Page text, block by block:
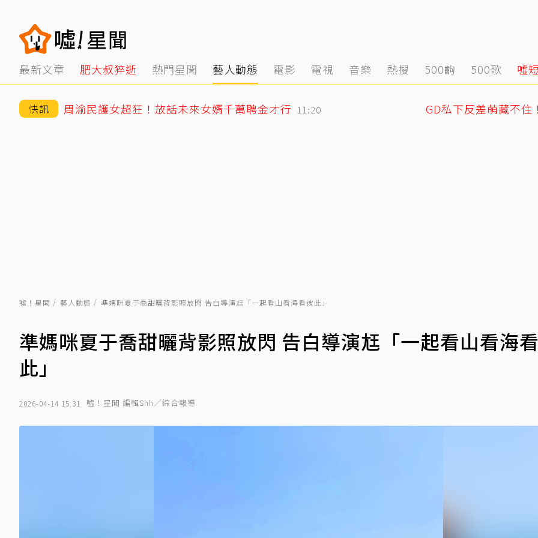
最新文章 肥大叔猝逝 熱門星聞 藝人動態 電影 電視 音樂 熱搜 500齣 500歌 噓
快訊 周渝民護女超狂！放話未來女婿千萬聘金才行 11:20
噓！星聞 藝人動態 準媽咪夏于喬甜曬背影照放閃 告白導演尪「一起看山看海看彼此」
準媽咪夏于喬甜曬背影照放閃 告白導演尪「一起看山看海
此」
2026-04-14 15:31 噓！星聞 編輯Shh／綜合報導